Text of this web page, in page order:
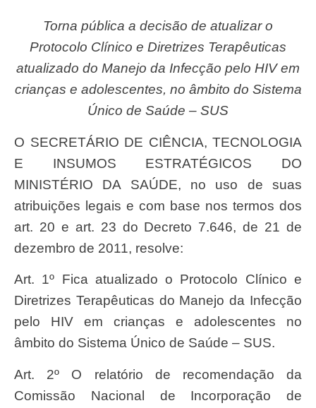
Torna pública a decisão de atualizar o
Protocolo Clínico e Diretrizes Terapêuticas
atualizado do Manejo da Infecção pelo HIV em
crianças e adolescentes, no âmbito do Sistema
Único de Saúde – SUS
O SECRETÁRIO DE CIÊNCIA, TECNOLOGIA
E INSUMOS ESTRATÉGICOS DO
MINISTÉRIO DA SAÚDE, no uso de suas
atribuições legais e com base nos termos dos
art. 20 e art. 23 do Decreto 7.646, de 21 de
dezembro de 2011, resolve:
Art. 1º Fica atualizado o Protocolo Clínico e
Diretrizes Terapêuticas do Manejo da Infecção
pelo HIV em crianças e adolescentes no
âmbito do Sistema Único de Saúde – SUS.
Art. 2º O relatório de recomendação da
Comissão Nacional de Incorporação de